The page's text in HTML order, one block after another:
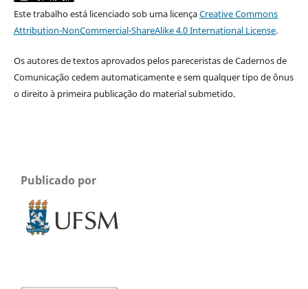
Este trabalho está licenciado sob uma licençaCreative Commons
Attribution-NonCommercial-ShareAlike 4.0 International License.
Os autores de textos aprovados pelos pareceristas de Cadernos de
Comunicação cedem automaticamente e sem qualquer tipo de ônus
o direito à primeira publicação do material submetido.
Publicado por